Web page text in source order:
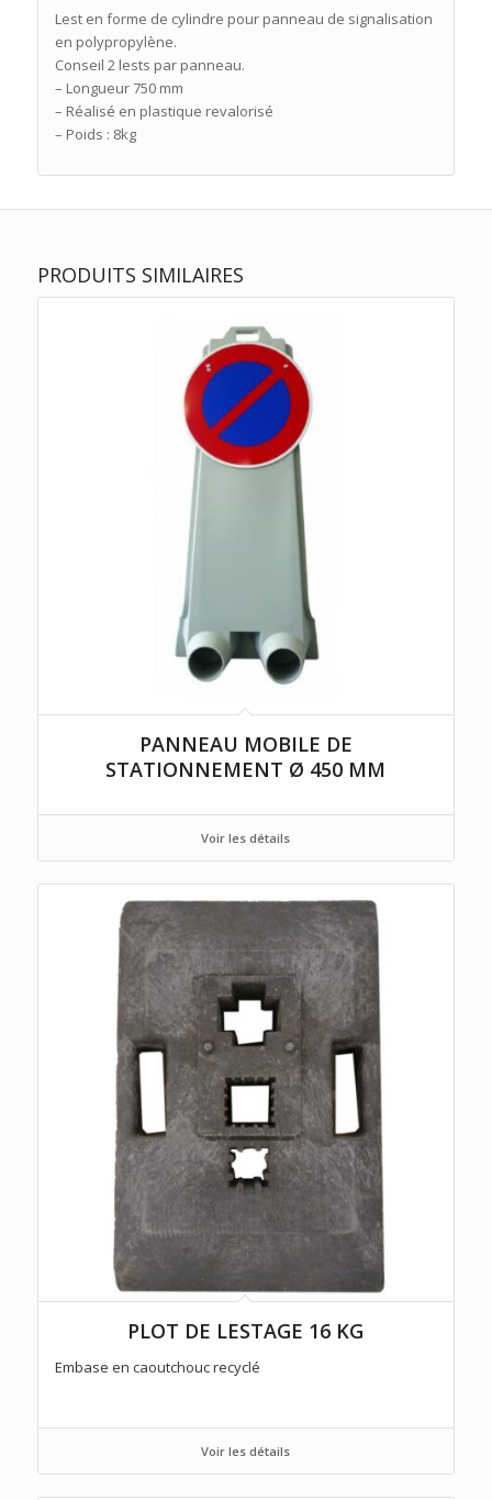
Lest en forme de cylindre pour panneau de signalisation
en polypropylène.
Conseil 2 lests par panneau.
– Longueur 750 mm
– Réalisé en plastique revalorisé
– Poids : 8kg
PRODUITS SIMILAIRES
PANNEAU MOBILE DE
STATIONNEMENT Ø 450 MM
Voir les détails
PLOT DE LESTAGE 16 KG
Embase en caoutchouc recyclé
Voir les détails